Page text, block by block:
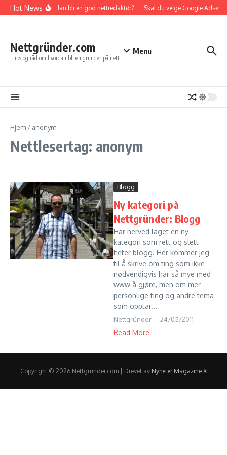
Gå til innhold
Hot NewsHvordan bli en god nettredaktør? Skal du velge Google
Nettgründer.com
Tips og råd om hvordan bli en gründer på nett
Menu
Hjem / anonym
Nettlesertag: anonym
Blogg
Ny kategori på
Nettgründer: Blogg
Har herved laget en ny
kategori som rett og slett
heter blogg. Her kommer jeg
til å skrive om ting som ikke
nødvendigvis har så mye med
www å gjøre, men om mer
personlige ting og andre tema
som opptar...
Nettgründer 24/05/2011
Read More
Copyright © 2026 Nettgründer.com | Drevet av Nyheter Magazine X